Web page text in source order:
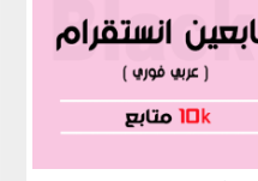
حقيقيين ١٠٠٪